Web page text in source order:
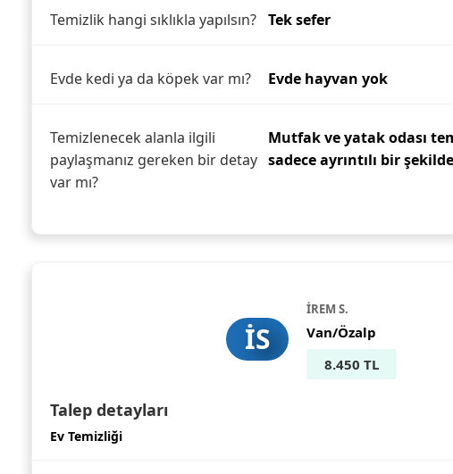
Temizlik hangi sıklıkla yapılsın? Tek sefer
Evde kedi ya da köpek var mı? Evde hayvan yok
Temizlenecek alanla ilgili
paylaşmanız gereken bir detay
var mı?
Mutfak ve yatak odası
sadece ayrıntılı bir şekilde
İS
İREM S.
Van/Özalp
8.450 TL
Talep detayları
Ev Temizliği